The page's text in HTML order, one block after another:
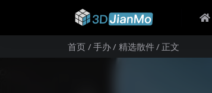
首页 手办 精选散件 正文